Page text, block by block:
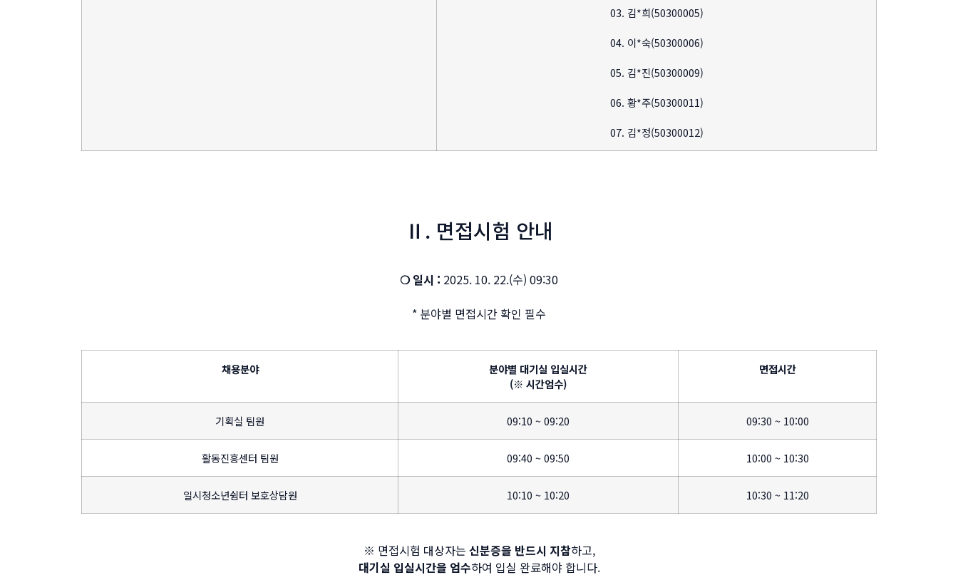
03. 김*희(50300005)
04. 이*숙(50300006)
05. 김*진(50300009)
06. 황*주(50300011)
07. 김*정(50300012)
Ⅱ. 면접시험 안내
❍ 일시 : 2025. 10. 22.(수) 09:30
* 분야별 면접시간 확인 필수
채용분야
분야별 대기실 입실시간
(※ 시간엄수)
면접시간
기획실 팀원 09:10 ~ 09:20 09:30 ~ 10:00
활동진흥센터 팀원 09:40 ~ 09:50 10:00 ~ 10:30
일시청소년쉼터 보호상담원 10:10 ~ 10:20 10:30 ~ 11:20
※ 면접시험 대상자는 신분증을 반드시 지참하고,
대기실 입실시간을 엄수하여 입실 완료해야 합니다.